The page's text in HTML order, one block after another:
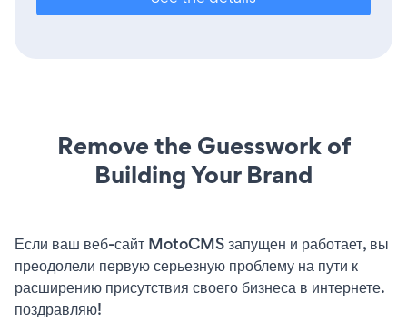
Remove the Guesswork of
Building Your Brand
Если ваш веб-сайт MotoCMS запущен и работает, вы
преодолели первую серьезную проблему на пути к
расширению присутствия своего бизнеса в интернете.
поздравляю!